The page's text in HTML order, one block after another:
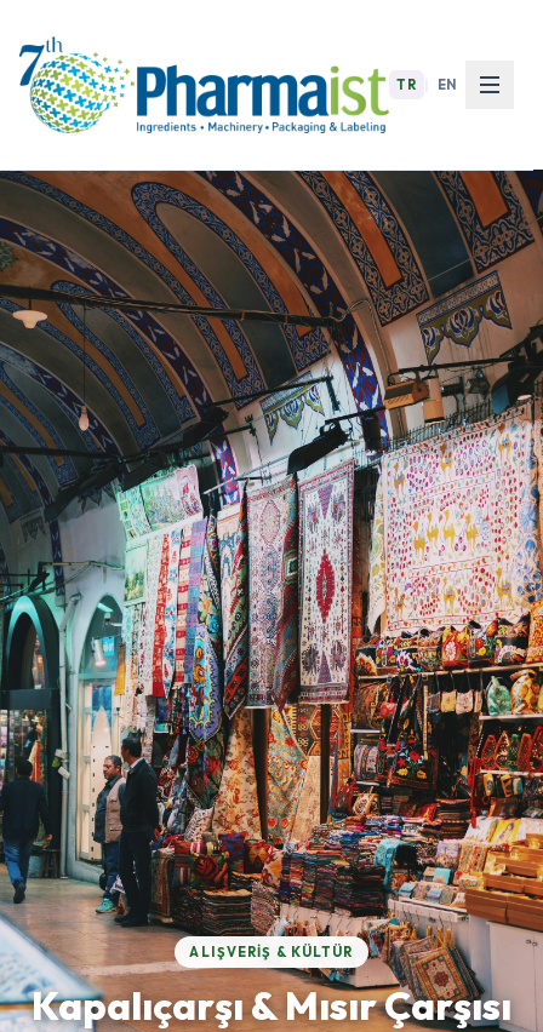
TR EN
ALIŞVERIŞ & KÜLTÜR
Kapalıçarşı & Mısır Çarşısı